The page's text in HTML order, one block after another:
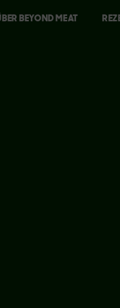
BEYOND MEAT